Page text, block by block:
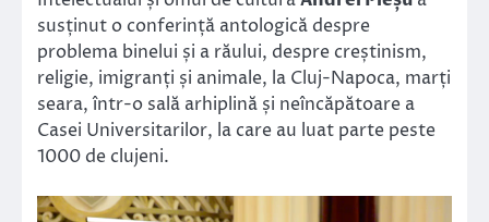
susținut o conferință antologică despre
problema binelui și a răului, despre creștinism,
religie, imigranți și animale, la Cluj-Napoca, marți
seara, într-o sală arhiplină și neîncăpătoare a
Casei Universitarilor, la care au luat parte peste
1000 de clujeni.